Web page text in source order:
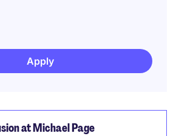
Apply
at Michael Page